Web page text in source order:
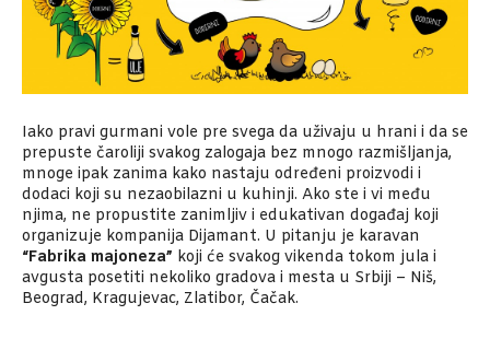
Iako pravi gurmani vole pre svega da uživaju u hrani i da se
prepuste čaroliji svakog zalogaja bez mnogo razmišljanja,
mnoge ipak zanima kako nastaju određeni proizvodi i
dodaci koji su nezaobilazni u kuhinji. Ako ste i vi među
njima, ne propustite zanimljiv i edukativan događaj koji
organizuje kompanija Dijamant. U pitanju je karavan
“Fabrika majoneza” koji će svakog vikenda tokom jula i
avgusta posetiti nekoliko gradova i mesta u Srbiji – Niš,
Beograd, Kragujevac, Zlatibor, Čačak.